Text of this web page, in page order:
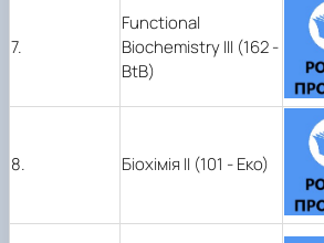
7.
Functional
Biochemistry ІІІ (162 -
BtB)
8. Біохімія ІІ (101 - Еко)